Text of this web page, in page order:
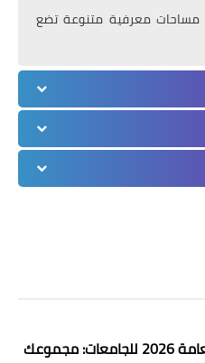
مساحات معرفية متنوعة تضع
تنسيق الثانوية العامة 2026 للجامعات: مجموعك